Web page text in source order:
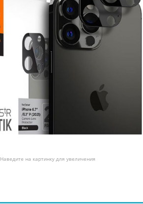
Наведите на картинку для увеличения